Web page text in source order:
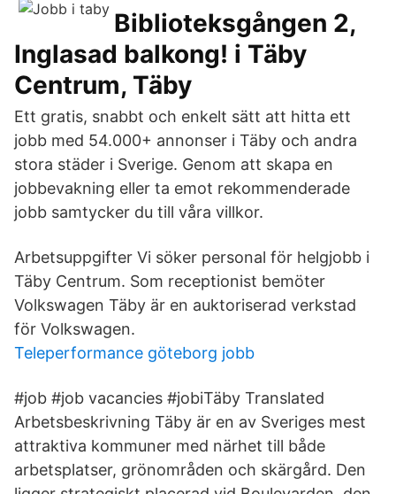
Biblioteksgången 2,
Inglasad balkong! i Täby
Centrum, Täby
Ett gratis, snabbt och enkelt sätt att hitta ett
jobb med 54.000+ annonser i Täby och andra
stora städer i Sverige. Genom att skapa en
jobbevakning eller ta emot rekommenderade
jobb samtycker du till våra villkor.
Arbetsuppgifter Vi söker personal för helgjobb i
Täby Centrum. Som receptionist bemöter
Volkswagen Täby är en auktoriserad verkstad
för Volkswagen.
Teleperformance göteborg jobb
#job #job vacancies #jobiTäby Translated
Arbetsbeskrivning Täby är en av Sveriges mest
attraktiva kommuner med närhet till både
arbetsplatser, grönområden och skärgård. Den